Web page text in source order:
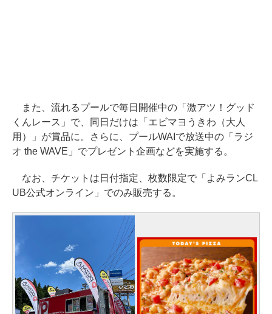
また、流れるプールで毎日開催中の「激アツ！グッド
くんレース」で、同日だけは「エビマヨうきわ（大人
用）」が賞品に。さらに、プールWAIで放送中の「ラジ
オ the WAVE」でプレゼント企画などを実施する。
なお、チケットは日付指定、枚数限定で「よみランCL
UB公式オンライン」でのみ販売する。